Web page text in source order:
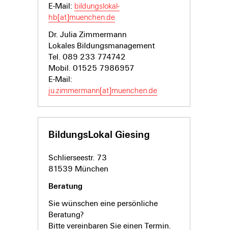
E-Mail: bildungslokal-
hb[at]muenchen.de
Dr. Julia Zimmermann
Lokales Bildungsmanagement
Tel. 089 233 774742
Mobil. 01525 7986957
E-Mail:
ju.zimmermann[at]muenchen.de
BildungsLokal Giesing
Schlierseestr. 73
81539 München
Beratung
Sie wünschen eine persönliche
Beratung?
Bitte vereinbaren Sie einen Termin.